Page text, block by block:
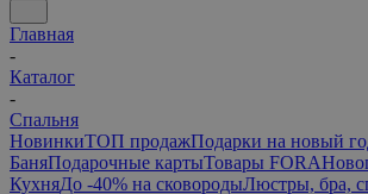
Главная
-
Каталог
-
Спальня
НовинкиТОП продажПодарки на новый
БаняПодарочные картыТовары FORA
КухняДо -40% на сковородыЛюстры, бра,